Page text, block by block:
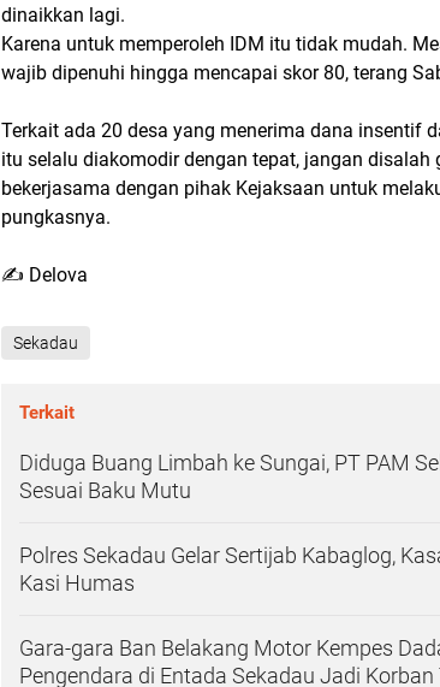
dinaikkan lagi.
Karena untuk memperoleh IDM itu tidak mudah.
wajib dipenuhi hingga mencapai skor 80, terang
Terkait ada 20 desa yang menerima dana insentif
itu selalu diakomodir dengan tepat, jangan disalah
bekerjasama dengan pihak Kejaksaan untuk
pungkasnya.
✍️ Delova
Sekadau
Terkait
Diduga Buang Limbah ke Sungai, PT PAM
Sesuai Baku Mutu
Polres Sekadau Gelar Sertijab Kabaglog,
Kasi Humas
Gara-gara Ban Belakang Motor Kempes
Pengendara di Entada Sekadau Jadi